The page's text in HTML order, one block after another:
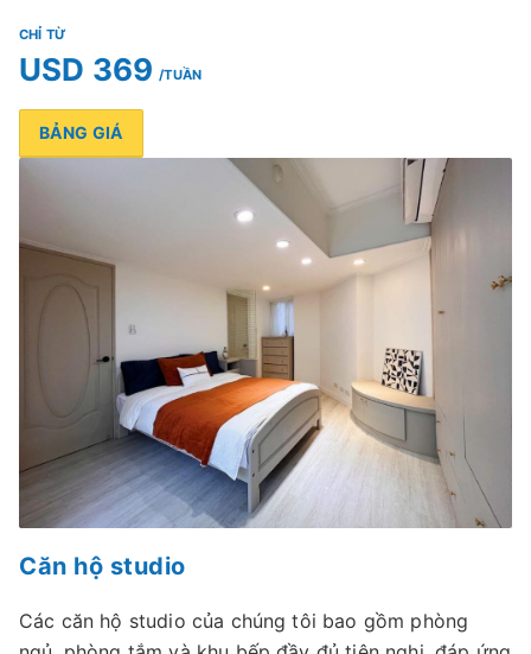
CHỈ TỪ
USD 369 /TUẦN
BẢNG GIÁ
Căn hộ studio
Các căn hộ studio của chúng tôi bao gồm phòng